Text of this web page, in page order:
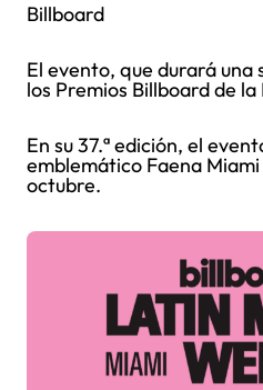
Billboard
El evento, que durará una
los Premios Billboard de
En su 37.ª edición, el
emblemático Faena Miami
octubre.